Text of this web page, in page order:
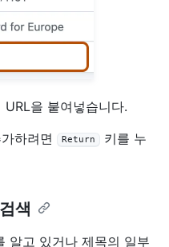
을 붙여넣습니다.
하려면
Return
키를 누
색
알고 있거나 제목의 일부